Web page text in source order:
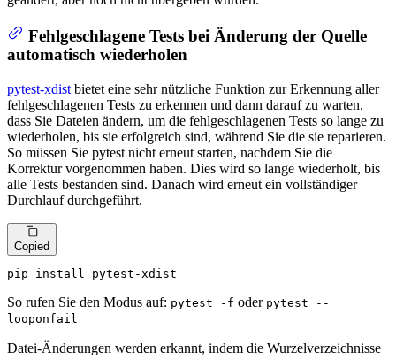
Fehlgeschlagene Tests bei Änderung der Quelle
automatisch wiederholen
pytest-xdist bietet eine sehr nützliche Funktion zur Erkennung aller
fehlgeschlagenen Tests zu erkennen und dann darauf zu warten,
dass Sie Dateien ändern, um die fehlgeschlagenen Tests so lange zu
wiederholen, bis sie erfolgreich sind, während Sie die sie reparieren.
So müssen Sie pytest nicht erneut starten, nachdem Sie die
Korrektur vorgenommen haben. Dies wird so lange wiederholt, bis
alle Tests bestanden sind. Danach wird erneut ein vollständiger
Durchlauf durchgeführt.
Copied
pip install pytest-xdist
So rufen Sie den Modus auf: pytest -f oder pytest --
looponfail
Datei-Änderungen werden erkannt, indem die Wurzelverzeichnisse